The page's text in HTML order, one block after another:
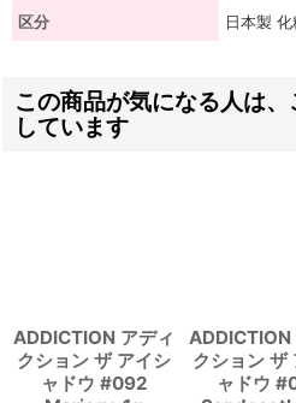
区分 日本製 化
この商品が気になる人は
しています
ADDICTION アディ
クション ザ アイシ
ャドウ #092
ADDICTION
クション ザ
ャドウ